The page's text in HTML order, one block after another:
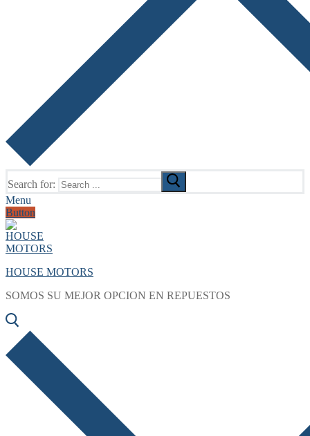
Search for:
Menu
Button
HOUSE MOTORS
SOMOS SU MEJOR OPCION EN REPUESTOS